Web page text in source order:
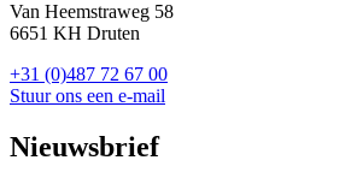
Van Heemstraweg 58
6651 KH Druten
+31 (0)487 72 67 00
Stuur ons een e-mail
Nieuwsbrief